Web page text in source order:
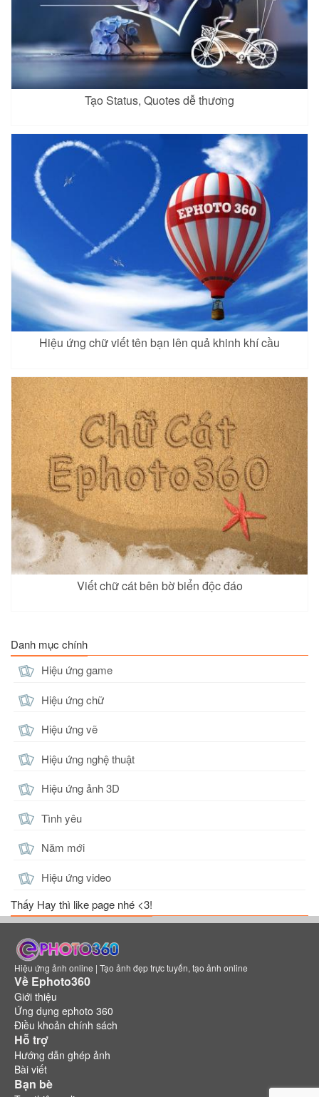
Tạo Status, Quotes dễ thương
Hiệu ứng chữ viết tên bạn lên quả khinh khí cầu
Viết chữ cát bên bờ biển độc đáo
Danh mục chính
Hiệu ứng game
Hiệu ứng chữ
Hiệu ứng vẽ
Hiệu ứng nghệ thuật
Hiệu ứng ảnh 3D
Tình yêu
Năm mới
Hiệu ứng video
Thấy Hay thì like page nhé <3!
Hiệu ứng ảnh online | Tạo ảnh đẹp trực tuyến, tạo ảnh online
Về Ephoto360
Giới thiệu
Ứng dụng ephoto 360
Điều khoản chính sách
Hỗ trợ
Hướng dẫn ghép ảnh
Bài viết
Bạn bè